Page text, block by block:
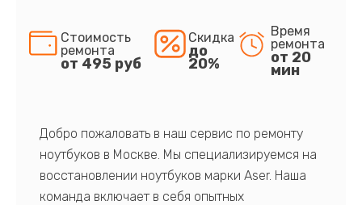
Стоимость
ремонта
от 495 руб
Скидка
до
20%
Время
ремонта
от 20
мин
Добро пожаловать в наш сервис по ремонту
ноутбуков в Москве. Мы специализируемся на
восстановлении ноутбуков марки Aser. Наша
команда включает в себя опытных